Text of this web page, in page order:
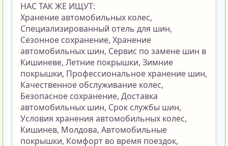
НАС ТАК ЖЕ ИЩУТ:
Хранение автомобильных колес,
Специализированный отель для шин,
Сезонное сохранение, Хранение
автомобильных шин, Сервис по замене шин в
Кишиневе, Летние покрышки, Зимние
покрышки, Профессиональное хранение шин,
Качественное обслуживание колес,
Безопасное сохранение, Доставка
автомобильных шин, Срок службы шин,
Условия хранения автомобильных колес,
Кишинев, Молдова, Автомобильные